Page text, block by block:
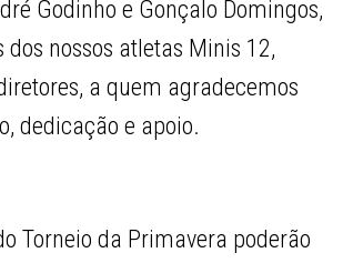
Godinho e Gonçalo Domingos,
dos nossos atletas Minis 12,
a quem agradecemos
dedicação e apoio.
Torneio da Primavera poderão